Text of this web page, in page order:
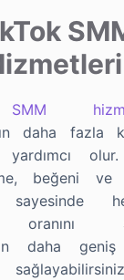
daha fazla
yardımcı
beğeni ve
oranını
daha